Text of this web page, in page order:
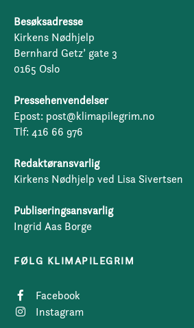
Besøksadresse
Kirkens Nødhjelp
Bernhard Getz’ gate 3
0165 Oslo
Pressehenvendelser
Epost: post@klimapilegrim.no
Tlf: 416 66 976
Redaktøransvarlig
Kirkens Nødhjelp ved Lisa Sivertsen
Publiseringsansvarlig
Ingrid Aas Borge
FØLG KLIMAPILEGRIM
Facebook
Instagram